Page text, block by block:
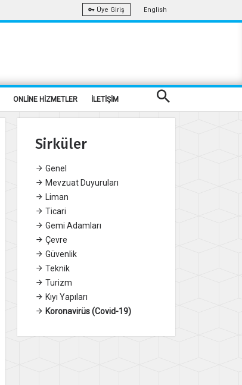
Üye Giriş English
ONLİNE HİZMETLER İLETİŞİM
Sirküler
Genel
Mevzuat Duyuruları
Liman
Ticari
Gemi Adamları
Çevre
Güvenlik
Teknik
Turizm
Kıyı Yapıları
Koronavirüs (Covid-19)